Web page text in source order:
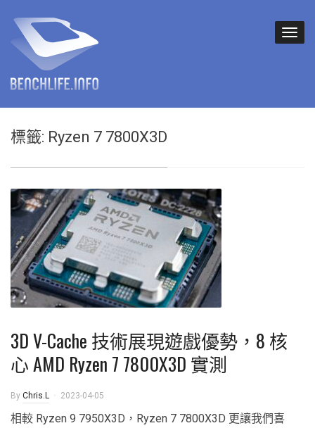
標籤: Ryzen 7 7800X3D
3D V-Cache 技術展現遊戲優勢，8 核
心 AMD Ryzen 7 7800X3D 實測
By Chris.L 2023-04-05
相較 Ryzen 9 7950X3D，Ryzen 7 7800X3D 更讓我們喜